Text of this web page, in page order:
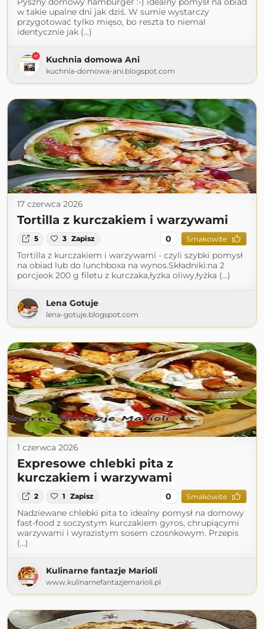
w takie upalne dni jak dziś. W sumie wystarczy
przygotować tylko mięso, bo reszta to niemal
identycznie jak (...)
Kuchnia domowa Ani
kuchnia-domowa-ani.blogspot.com
17 czerwca 2026
Tortilla z kurczakiem i warzywami
5 3 Zapisz 0 Smakowite
Tortilla z kurczakiem i warzywami - czyli szybki pomysł
na obiad lub do lunchboxa na wynos.Składniki:na 2
porcjeok 200 g filetu z kurczaka,łyzka oliwy,łyżka (...)
Lena Gotuje
lena-gotuje.blogspot.com
1 czerwca 2026
Expresowe chlebki pita z
kurczakiem i warzywami
2 1 Zapisz 0 Smakowite
Nadziewane chlebki pita to idealny pomysł na domowy
fast-food z soczystym kurczakiem gyros, chrupiącymi
warzywami i wyrazistym sosem czosnkowym. Przepis
(...)
Kulinarne fantazje Marioli
www.kulinarnefantazjemarioli.pl